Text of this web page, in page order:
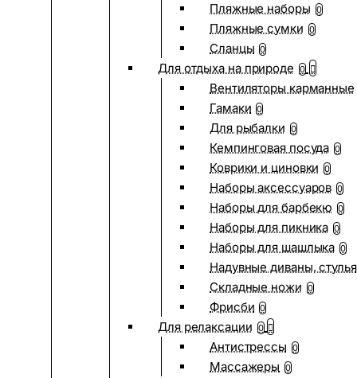
Пляжные наборы 0
Пляжные сумки 0
Сланцы 0
Для отдыха на природе 0
Вентиляторы карманные
Гамаки 0
Для рыбалки 0
Кемпинговая посуда 0
Коврики и циновки 0
Наборы аксессуаров 0
Наборы для барбекю 0
Наборы для пикника 0
Наборы для шашлыка 0
Надувные диваны, стулья
Складные ножи 0
Фрисби 0
Для релаксации 0
Антистрессы 0
Массажеры 0